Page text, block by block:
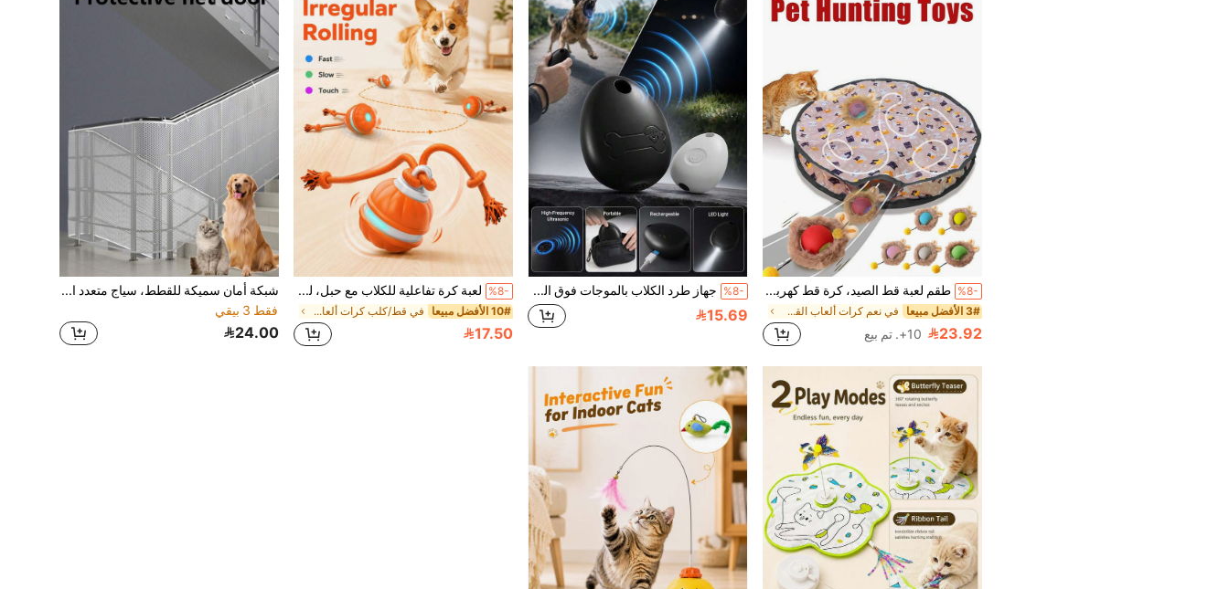
%8- طقم لعبة قط الصيد، كرة قط كهربائية مضيئة، لعبة قط للمطاردة والصيد، قابلة للشحن عبر USB، لوازم قطط وحيوانات أليفة
3# الأفضل مبيعا في نعم كرات ألعاب القطط
23.92 10+. تم بيع
%8- جهاز طرد الكلاب بالموجات فوق الصوتية، أداة ذكية لمنع النباح بتقنية الصوت المتغير التردد، طارد كلاب محمول قابل للشحن عبر USB-C مع إضاءة LED للمشي في الهواء الطلق والتنزه والاستخدام اليومي
15.69
%8- لعبة كرة تفاعلية للكلاب مع حبل، لعبة حيوانات أليفة ذاتية الدوران وحساسة للحركة، كرة ذكية حساسة للمس، مناسبة للكلاب الصغيرة والمتوسطة، لعبة جرو داخلية قابلة للشحن عبر USB-C، لعبة تمرين لتخفيف الملل
10# الأفضل مبيعا في قط/كلب كرات ألعاب للكلاب
17.50
شبكة أمان سميكة للقطط، سياج متعدد الأغراض، شبكة ناعمة لشرفة السلم للكلاب، مناسبة للقطط الصغيرة والجراء
فقط 3 بيقي
24.00